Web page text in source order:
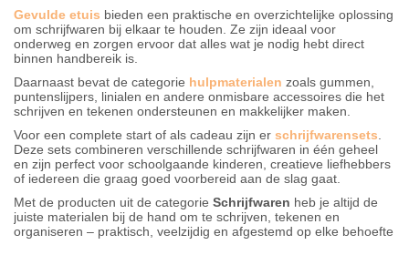
Gevulde etuis bieden een praktische en overzichtelijke oplossing
om schrijfwaren bij elkaar te houden. Ze zijn ideaal voor
onderweg en zorgen ervoor dat alles wat je nodig hebt direct
binnen handbereik is.
Daarnaast bevat de categorie hulpmaterialen zoals gummen,
puntenslijpers, linialen en andere onmisbare accessoires die het
schrijven en tekenen ondersteunen en makkelijker maken.
Voor een complete start of als cadeau zijn er schrijfwarensets.
Deze sets combineren verschillende schrijfwaren in één geheel
en zijn perfect voor schoolgaande kinderen, creatieve liefhebbers
of iedereen die graag goed voorbereid aan de slag gaat.
Met de producten uit de categorie Schrijfwaren heb je altijd de
juiste materialen bij de hand om te schrijven, tekenen en
organiseren – praktisch, veelzijdig en afgestemd op elke behoefte